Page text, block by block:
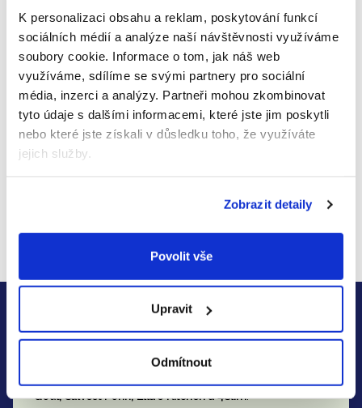
K personalizaci obsahu a reklam, poskytování funkcí
sociálních médií a analýze naší návštěvnosti využíváme
soubory cookie. Informace o tom, jak náš web
využíváme, sdílíme se svými partnery pro sociální
média, inzerci a analýzy. Partneři mohou zkombinovat
tyto údaje s dalšími informacemi, které jste jim poskytli
nebo které jste získali v důsledku toho, že využíváte
jejich služby.
Zobrazit detaily
Povolit vše
Upravit
Odmítnout
glycerin a panthenol. Bio složení.
Hodnocení produktu
Buďte první, kdo napíše příspěvek k této položce.
Pouze registrovaní uživatelé mohou vkládat
hodnocení. Prosím přihlaste senebo seregistrujte
Výrobní
společnost:
Hans-Fleissner-Straße 80 63329
t
Zjistěte včas všechny akce
a slevy
Přihlaste se k našemu newsletteru a neunikne Vám nic o
novinkách a slevách naKendamil, Moomin Baby, Good
Gout,Salvest Põnn, Ella's Kitchen a 4Slim.